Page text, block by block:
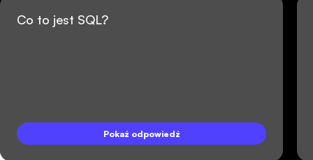
Co to jest SQL?
Pokaż odpowiedź